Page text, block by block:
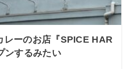
レーのお店『SPICE HAR
ンするみたい